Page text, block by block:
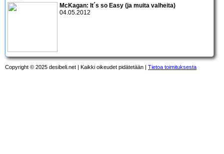
McKagan: It´s so Easy (ja muita valheita)
04.05.2012
Copyright © 2025 desibeli.net | Kaikki oikeudet pidätetään | Tietoa toimituksesta